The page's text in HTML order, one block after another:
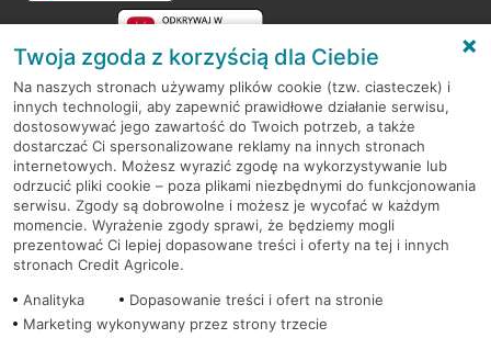
RODO
Regulamin serwisu
Mapa serwisu
PolitykaCookies
Twoja zgoda z korzyścią dla Ciebie
Na naszych stronach używamy plików cookie (tzw. ciasteczek) i
innych technologii, aby zapewnić prawidłowe działanie serwisu,
dostosowywać jego zawartość do Twoich potrzeb, a także
dostarczać Ci spersonalizowane reklamy na innych stronach
internetowych. Możesz wyrazić zgodę na wykorzystywanie lub
odrzucić pliki cookie – poza plikami niezbędnymi do funkcjonowania
serwisu. Zgody są dobrowolne i możesz je wycofać w każdym
momencie. Wyrażenie zgody sprawi, że będziemy mogli
prezentować Ci lepiej dopasowane treści i oferty na tej i innych
stronach Credit Agricole.
Analityka
Dopasowanie treści i ofert na stronie
Marketing wykonywany przez strony trzecie